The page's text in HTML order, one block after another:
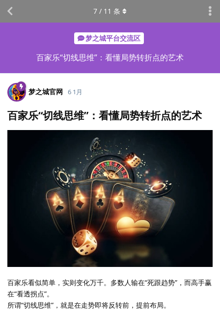
梦之城平台交流区
百家乐“切线思维”：看懂局势转折点的艺术
7 / 11 条
梦之城官网 6 1月
百家乐“切线思维”：看懂局势转折点的艺术
百家乐看似简单，实则变化万千。多数人输在“死跟趋势”，而高手赢
在“看透拐点”。
所谓“切线思维”，就是在走势即将反转前，提前布局。